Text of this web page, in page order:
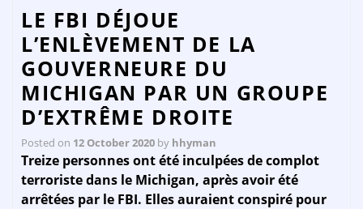
LE FBI DÉJOUE
L’ENLÈVEMENT DE LA
GOUVERNEURE DU
MICHIGAN PAR UN GROUPE
D’EXTRÊME DROITE
Posted on 12 October 2020 by hhyman
Treize personnes ont été inculpées de complot
terroriste dans le Michigan, après avoir été
arrêtées par le FBI. Elles auraient conspiré pour